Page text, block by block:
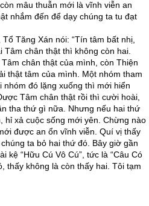
mâu thuẫn mới là vĩnh viễn an
nhắm đến để dạy chúng ta tu đạt
Tăng Xán nói: “Tín tâm bất nhị,
Tâm chân thật thì không còn hai.
chân thật của mình, còn Thiện
thật tâm của mình. Một nhóm tham
nhóm đó lặng xuống thì mới hiển
Tâm chân thật rồi thì cười hoài,
tha thứ gì nữa. Nhưng nếu hai thứ
hỉ xả cuộc sống mới yên. Chừng nào
được an ổn vĩnh viễn. Quí vị thấy
ta bỏ hai thứ đó. Bây giờ gần
kệ “Hữu Cú Vô Cú”, tức là “Câu Có
thấy không là còn thấy hai. Tôi tạm